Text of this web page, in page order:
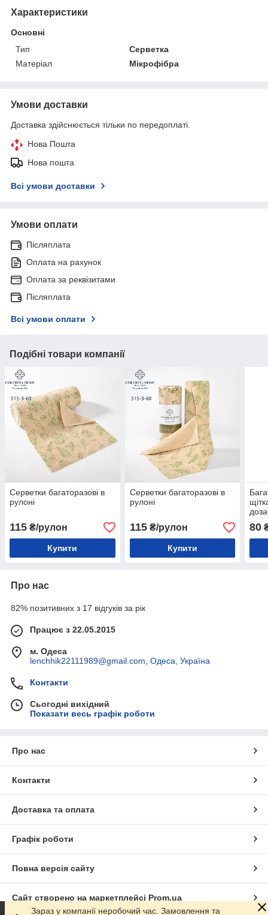
Характеристики
Основні
Тип
Серветка
Матеріал
Мікрофібра
Умови доставки
Доставка здійснюється тільки по передоплаті.
Нова Пошта
Нова пошта
Всі умови доставки
Умови оплати
Післяплата
Оплата на рахунок
Оплата за реквізитами
Післяплата
Всі умови оплати
Подібні товари компанії
Серветки багаторазові в
рулоні
115 ₴/рулон
Купити
Серветки багаторазові в
рулоні
115₴/рулон
Купити
80
Про нас
82% позитивних з 17 відгуків за рік
Працює з 22.05.2015
м. Одеса
lenchhik22111989@gmail.com, Одеса, Україна
Контакти
Сьогодні вихідний
Показати весь графік роботи
Про нас
Контакти
Доставка та оплата
Графік роботи
Повна версія сайту
Сайт створено на маркетплейсі Prom.ua
Зараз у компанії неробочий час. Замовлення та